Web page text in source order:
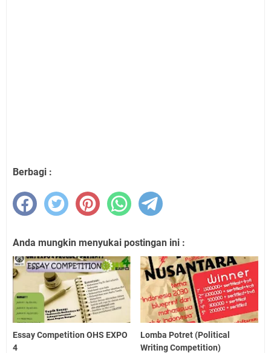
Berbagi :
Anda mungkin menyukai postingan ini :
Essay Competition OHS EXPO
4
Lomba Potret (Political
Writing Competition)